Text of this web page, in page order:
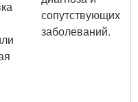
сопутствующих
заболеваний.